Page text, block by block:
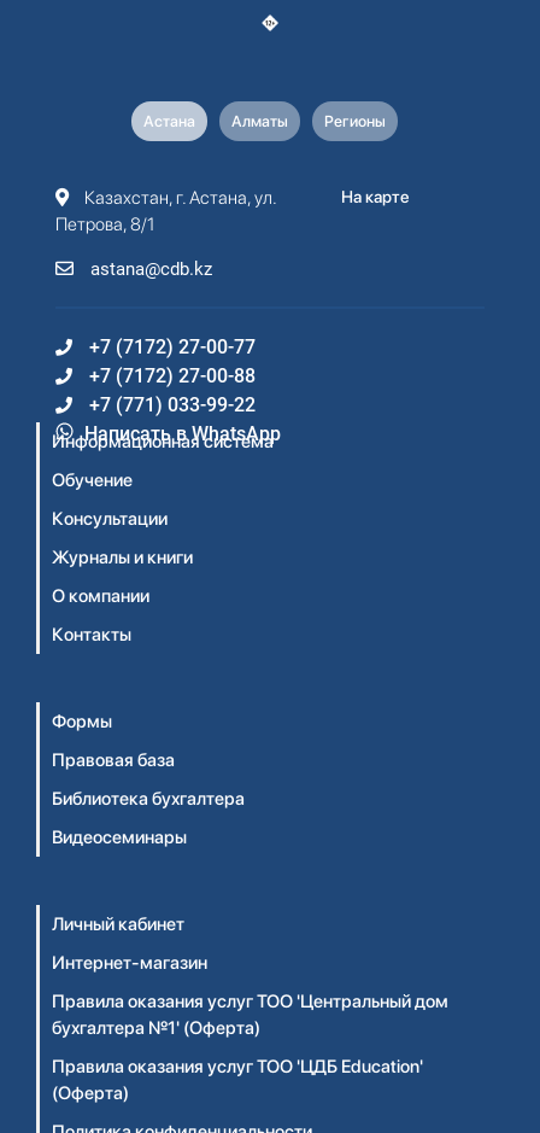
Астана Алматы Регионы
Казахстан, г. Астана, ул.
Петрова, 8/1
astana@cdb.kz
На карте
+7 (7172) 27-00-77
+7 (7172) 27-00-88
+7 (771) 033-99-22
Написать в WhatsApp
Информационная система
Обучение
Консультации
Журналы и книги
О компании
Контакты
Формы
Правовая база
Библиотека бухгалтера
Видеосеминары
Личный кабинет
Интернет-магазин
Правила оказания услуг ТОО 'Центральный дом
бухгалтера №1' (Оферта)
Правила оказания услуг ТОО 'ЦДБ Education'
(Оферта)